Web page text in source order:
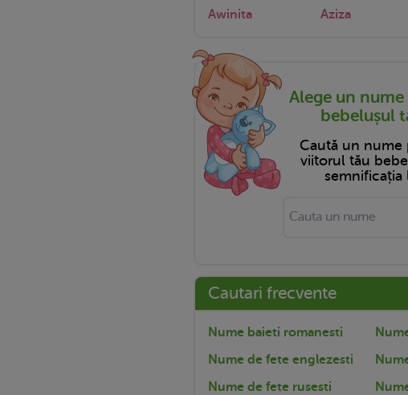
Awinita
Aziza
Alege un
bebelușul
Caută un nume
viitorul tău
semnificația
Cautari frecvente
Nume baieti romanesti
Nume de fete englezesti
Nume de fete rusesti